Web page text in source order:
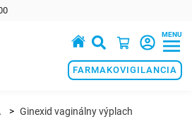
MENU
FARMAKOVIGILANCIA
Ginexid vaginálny výplach